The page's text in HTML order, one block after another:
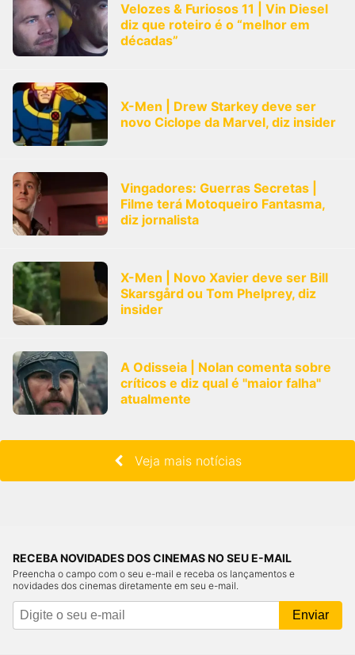
Velozes & Furiosos 11 | Vin Diesel
diz que roteiro é o “melhor em
décadas”
X-Men | Drew Starkey deve ser
novo Ciclope da Marvel, diz insider
Vingadores: Guerras Secretas |
Filme terá Motoqueiro Fantasma,
diz jornalista
X-Men | Novo Xavier deve ser Bill
Skarsgård ou Tom Phelprey, diz
insider
A Odisseia | Nolan comenta sobre
críticos e diz qual é "maior falha"
atualmente
Veja mais notícias
RECEBA NOVIDADES DOS CINEMAS NO SEU E-MAIL
Preencha o campo com o seu e-mail e receba os lançamentos e
novidades dos cinemas diretamente em seu e-mail.